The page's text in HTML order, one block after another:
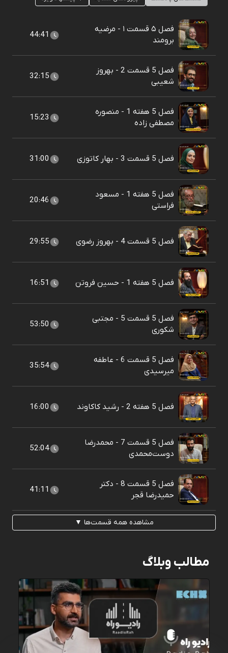
فصل ۵ قسمت ۱ - مرضیه
برومند
44:41
فصل 5 قسمت 2 - بهروز
شعیبی
32:15
فصل 5 هفته 1 - منصوره
مصطفی زاده
15:23
فصل 5 قسمت 3 - بهار کاتوزی 31:00
فصل 5 هفته 1 - مسعود
فراستی
20:46
فصل 5 قسمت 4 - بهروز رضوی 29:55
فصل 5 هفته 1 - حسین فروتن 16:51
فصل 5 قسمت 5 - مجتبی
شکوری
53:50
فصل 5 قسمت 6 - عاطفه
میرسیدی
35:54
فصل 5 هفته 2 - رشید کاکاوند 16:00
فصل 5 قسمت 7 - محمدرضا
دوست‌محمدی
52:04
فصل 5 قسمت 8 - دکتر
حمیدرضا قجر
41:11
مشاهده همه قسمت‌ها ▼
مطالب وبلاگ